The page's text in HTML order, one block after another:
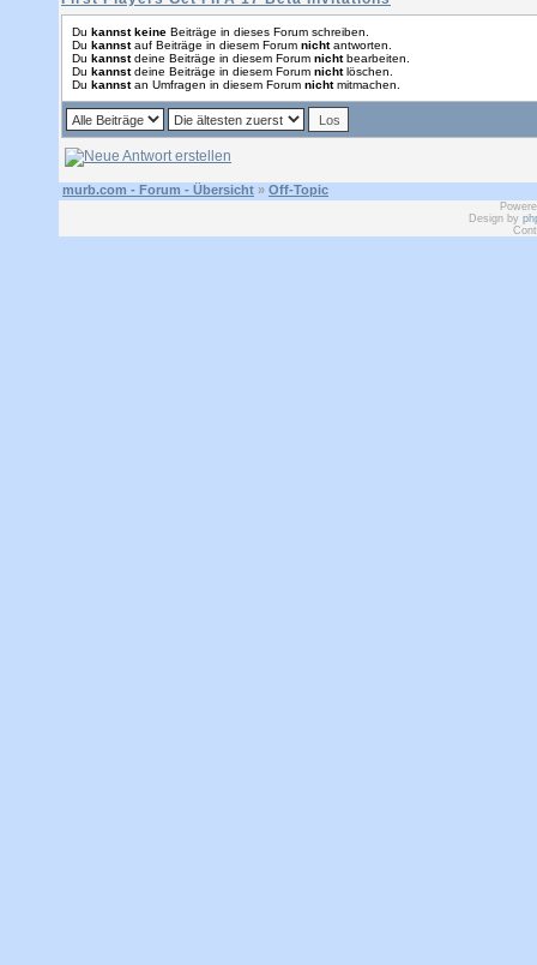
Du kannst keine Beiträge in dieses Forum schreiben.
Du kannstauf Beiträge in diesem Forum nichtantworten.
Du kannstdeine Beiträge in diesem Forum nichtbearbeiten.
Du kannstdeine Beiträge in diesem Forum nichtlöschen.
Du kannstan Umfragen in diesem Forum nichtmitmachen.
murb.com - Forum - Übersicht » Off-Topic
Design by